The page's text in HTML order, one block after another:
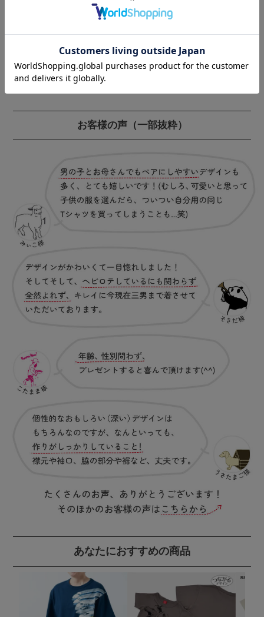
お客様の声（一部抜粋）
あなたにおすすめの商品